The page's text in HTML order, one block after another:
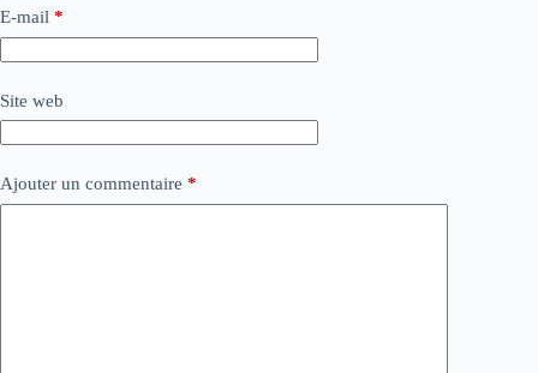
E-mail *
Site web
Ajouter un commentaire *